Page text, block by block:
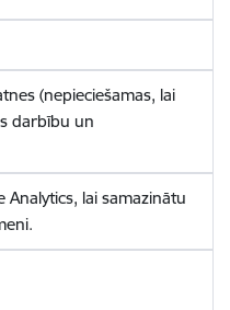
(nepieciešamas, lai
darbību un
Analytics, lai samazinātu